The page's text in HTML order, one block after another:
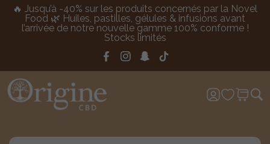
🔥 Jusqu’à -40% sur les produits concernés par la Novel
Food 🌿 Huiles, pastilles, gélules & infusions avant
l’arrivée de notre nouvelle gamme 100% conforme !
Stocks limités